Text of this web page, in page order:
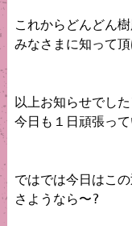
これからどんどん
みなさまに知って
以上お知らせでし
今日も１日頑張っ
ではでは今日はこ
さようなら〜?